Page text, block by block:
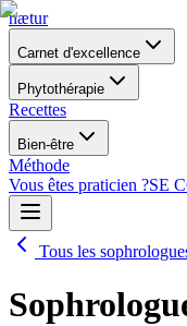
nætur
Carnet d'excellence
Phytothérapie
Recettes
Bien-être
Méthode
Vous êtes praticien ?SE
Tous les